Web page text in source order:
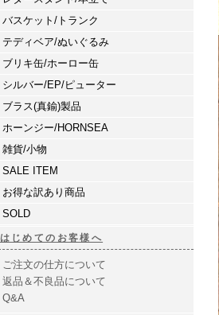
バスケット/トランク
テディベア/ぬいぐるみ
ブリキ缶/ホーロー缶
シルバー/EP/ピューター
ブラス(真鍮)製品
ホーンジー/HORNSEA
雑貨/小物
SALE ITEM
お得な訳あり商品
SOLD
はじめてのお客様へ
ご注文の仕方について
返品＆不良品について
Q&A